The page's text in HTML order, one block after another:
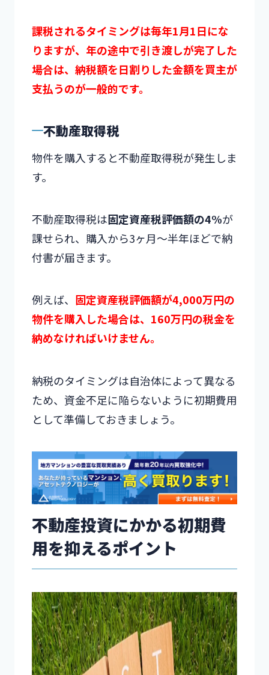
課税されるタイミングは毎年1月1日にな
りますが、年の途中で引き渡しが完了した
場合は、納税額を日割りした金額を買主が
支払うのが一般的です。
不動産取得税
物件を購入すると不動産取得税が発生しま
す。
不動産取得税は固定資産税評価額の4%が
課せられ、購入から3ヶ月～半年ほどで納
付書が届きます。
例えば、 固定資産税評価額が4,000万円の
物件を購入した場合は、160万円の税金を
納めなければいけません。
納税のタイミングは自治体によって異なる
ため、資金不足に陥らないように初期費用
として準備しておきましょう。
不動産投資にかかる初期費
用を抑えるポイント